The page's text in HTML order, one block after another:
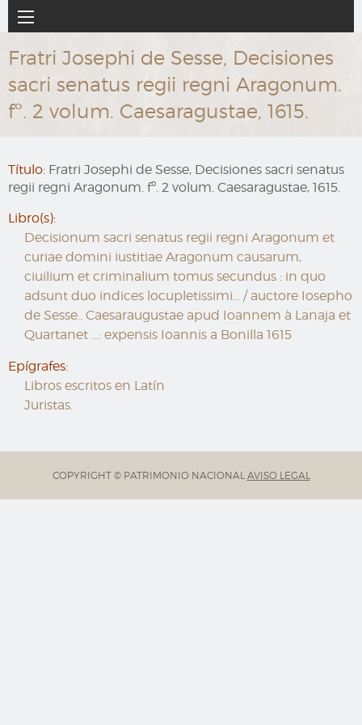
al
contenido
principal
Navegación
principal
Fratri Josephi de Sesse, Decisiones
sacri senatus regii regni Aragonum.
fº. 2 volum. Caesaragustae, 1615.
Título: Fratri Josephi de Sesse, Decisiones sacri senatus
regii regni Aragonum. fº. 2 volum. Caesaragustae, 1615.
Libro(s):
Decisionum sacri senatus regii regni Aragonum et
curiae domini iustitiae Aragonum causarum,
ciuilium et criminalium tomus secundus : in quo
adsunt duo indices locupletissimi... / auctore Iosepho
de Sesse.. Caesaraugustae apud Ioannem à Lanaja et
Quartanet ...: expensis Ioannis a Bonilla 1615
Epígrafes:
Libros escritos en Latín
Juristas.
COPYRIGHT © PATRIMONIO NACIONAL AVISO LEGAL